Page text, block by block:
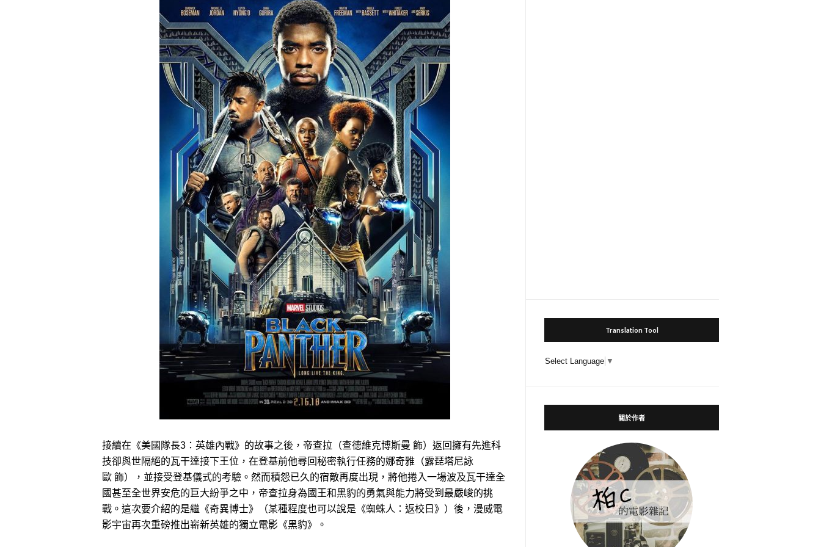
接續在《美國隊長3：英雄內戰》的故事之後，帝查拉（查德維克博斯曼 飾）返回擁有先進科
技卻與世隔絕的瓦干達接下王位，在登基前他尋回秘密執行任務的娜奇雅（露琵塔尼詠
歐 飾），並接受登基儀式的考驗。然而積怨已久的宿敵再度出現，將他捲入一場波及瓦干達全
國甚至全世界安危的巨大紛爭之中，帝查拉身為國王和黑豹的勇氣與能力將受到最嚴峻的挑
戰。這次要介紹的是繼《奇異博士》（某種程度也可以說是《蜘蛛人：返校日》）後，漫威電
影宇宙再次重磅推出嶄新英雄的獨立電影《黑豹》。
Translation Tool
Select Language ▼
關於作者